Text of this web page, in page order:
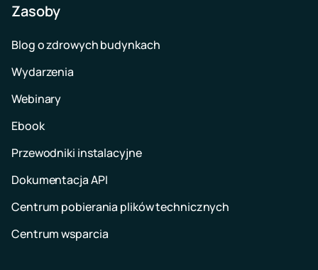
Zasoby
Blog o zdrowych budynkach
Wydarzenia
Webinary
Ebook
Przewodniki instalacyjne
Dokumentacja API
Centrum pobierania plików technicznych
Centrum wsparcia